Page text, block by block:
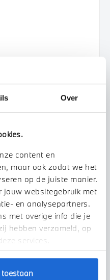
Over
content en
maar ook zodat we het
op de juiste manier.
jouw websitegebruik met
en analysepartners.
met overige info die je
hebben verzameld, op
services.
toestaan